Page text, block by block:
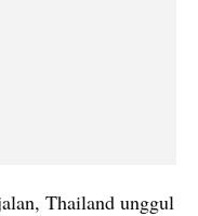
Thailand unggul